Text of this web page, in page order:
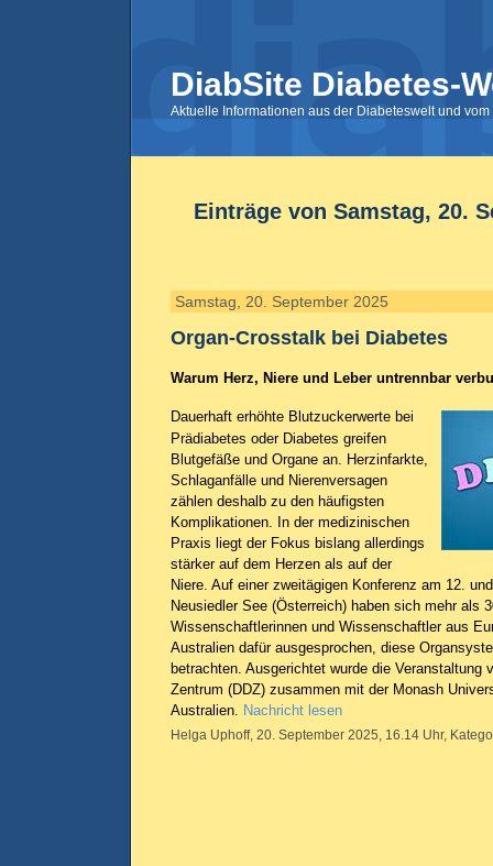
DiabSite Diabetes-
Aktuelle Informationen aus der Diabeteswelt und
Einträge von Samstag, 20.
Samstag, 20. September 2025
Organ-Crosstalk bei Diabetes
Warum Herz, Niere und Leber untrennbar
Dauerhaft erhöhte Blutzuckerwerte bei
Prädiabetes oder Diabetes greifen
Blutgefäße und Organe an. Herzinfarkte,
Schlaganfälle und Nierenversagen
zählen deshalb zu den häufigsten
Komplikationen. In der medizinischen
Praxis liegt der Fokus bislang allerdings
stärker auf dem Herzen als auf der
Niere. Auf einer zweitägigen Konferenz am 12.
Neusiedler See (Österreich) haben sich mehr als
Wissenschaftlerinnen und Wissenschaftler aus
Australien dafür ausgesprochen, diese
betrachten. Ausgerichtet wurde die Veranstaltung
Zentrum (DDZ) zusammen mit der Monash
Australien.
Nachricht lesen
Helga Uphoff, 20. September 2025, 16.14 Uhr,